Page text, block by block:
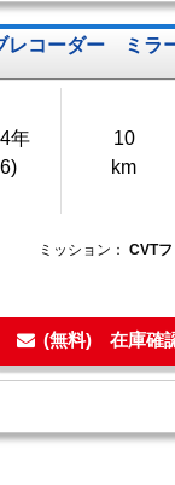
レコーダー ミ
年
10
km
ミッション： CVT
(無料) 在庫確